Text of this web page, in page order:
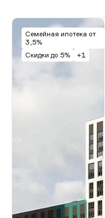
Семейная ипотека от
3,5%
Скидки до 5%
+1